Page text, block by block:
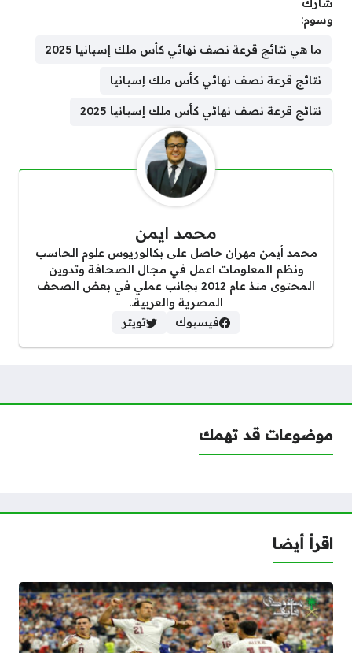
شارك
وسوم:
ما هي نتائج قرعة نصف نهائي كأس ملك إسبانيا 2025
نتائج قرعة نصف نهائي كأس ملك إسبانيا
نتائج قرعة نصف نهائي كأس ملك إسبانيا 2025
محمد ايمن
محمد أيمن مهران حاصل على بكالوريوس علوم الحاسب
ونظم المعلومات اعمل في مجال الصحافة وتدوين
المحتوى منذ عام 2012 بجانب عملي في بعض الصحف
المصرية والعربية..
فيسبوك
تويتر
موضوعات قد تهمك
اقرأ أيضا